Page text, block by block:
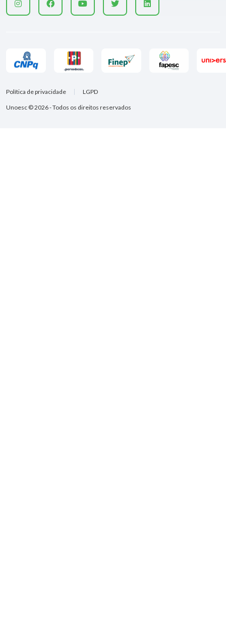
Unoesc © 2026 - Todos os direitos reservados
Política de privacidade LGPD